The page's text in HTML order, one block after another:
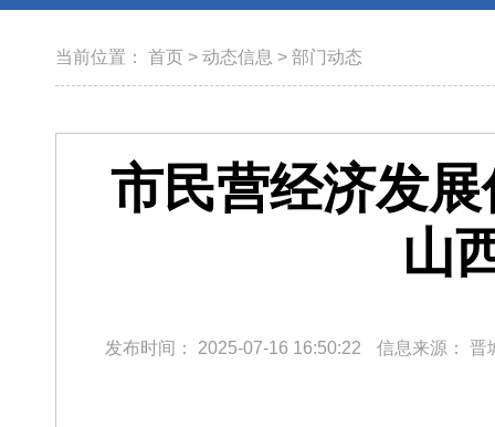
当前位置： 首页 > 动态信息 > 部门动态
市民营经济发
山
发布时间： 2025-07-16 16:50:22 信息来源： 晋